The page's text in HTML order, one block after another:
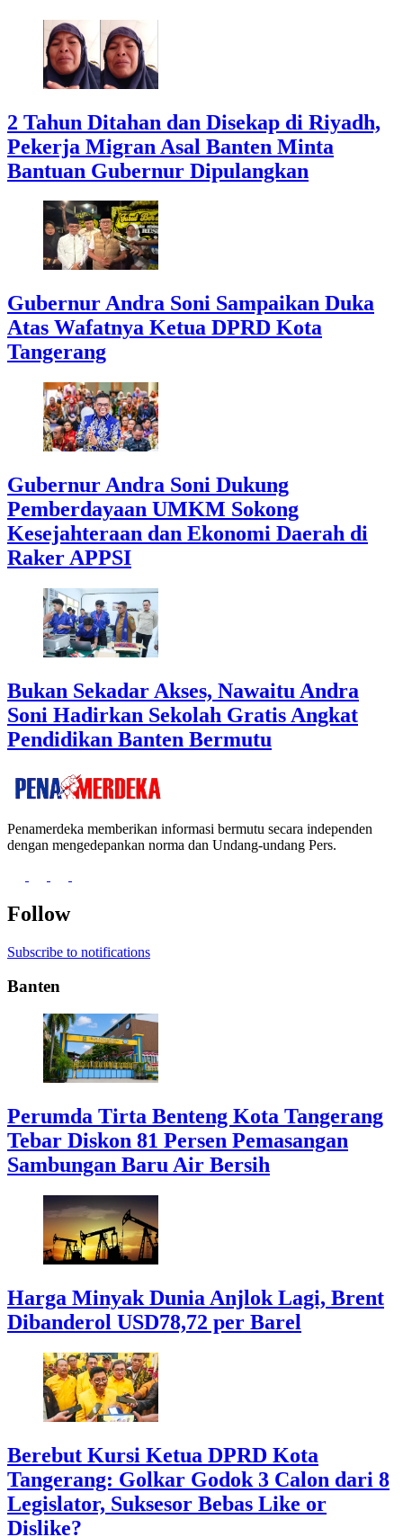
2 Tahun Ditahan dan Disekap di Riyadh,
Pekerja Migran Asal Banten Minta
Bantuan Gubernur Dipulangkan
Gubernur Andra Soni Sampaikan Duka
Atas Wafatnya Ketua DPRD Kota
Tangerang
Gubernur Andra Soni Dukung
Pemberdayaan UMKM Sokong
Kesejahteraan dan Ekonomi Daerah di
Raker APPSI
Bukan Sekadar Akses, Nawaitu Andra
Soni Hadirkan Sekolah Gratis Angkat
Pendidikan Banten Bermutu
Penamerdeka memberikan informasi bermutu secara independen
dengan mengedepankan norma dan Undang-undang Pers.
Follow
Subscribe to notifications
Banten
Perumda Tirta Benteng Kota Tangerang
Tebar Diskon 81 Persen Pemasangan
Sambungan Baru Air Bersih
Harga Minyak Dunia Anjlok Lagi, Brent
Dibanderol USD78,72 per Barel
Berebut Kursi Ketua DPRD Kota
Tangerang: Golkar Godok 3 Calon dari 8
Legislator, Suksesor Bebas Like or
Dislike?